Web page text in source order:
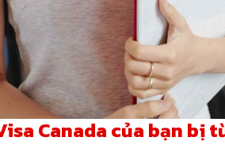
Canada của bạn bị